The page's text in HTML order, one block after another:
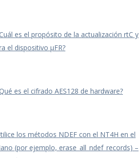
es el propósito de la actualización rtC y
el dispositivo μFR?
es el cifrado AES128 de hardware?
los métodos NDEF con el NT4H en el
(por ejemplo, erase_all_ndef_records) –